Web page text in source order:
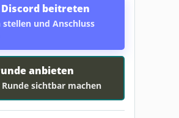
Discord beitreten
stellen und Anschluss
anbieten
Runde sichtbar machen